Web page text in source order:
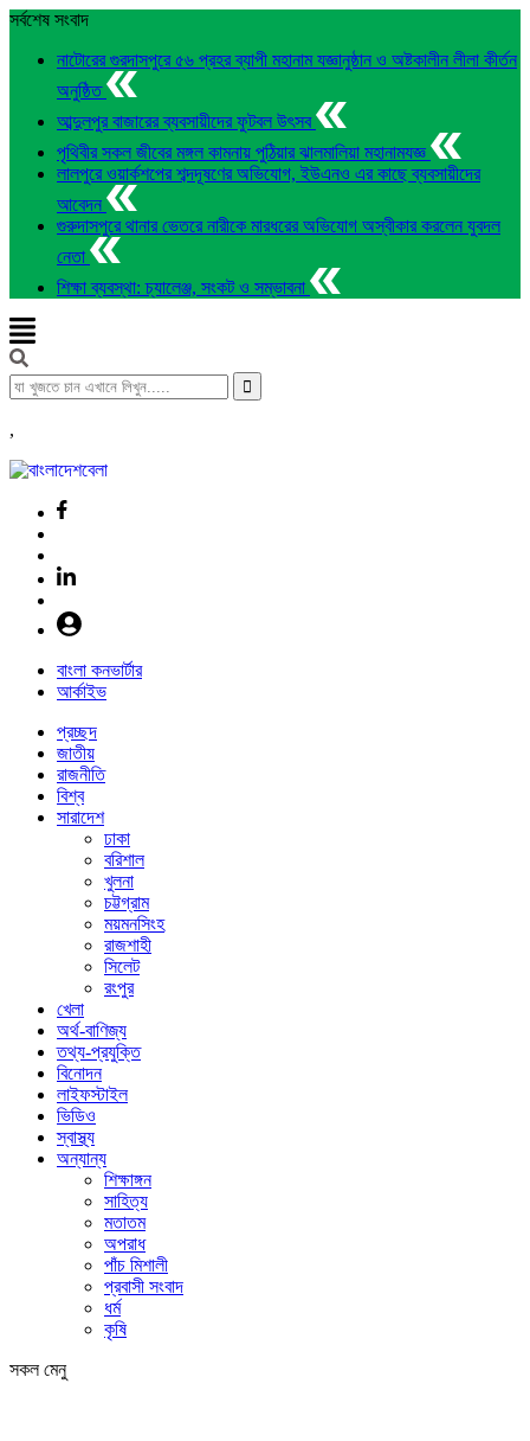
সর্বশেষ সংবাদ
নাটোরের গুরদাসপুরে ৫৬ প্রহর ব্যাপী মহানাম যজ্ঞানুষ্ঠান ও অষ্টকালীন লীলা কীর্তন
অনুষ্ঠিত
আব্দুলপুর বাজারের ব্যবসায়ীদের ফুটবল উৎসব
পৃথিবীর সকল জীবের মঙ্গল কামনায় পুঠিয়ার ঝালমালিয়া মহানামযজ্ঞ
লালপুরে ওয়ার্কশপের শব্দদূষণের অভিযোগ, ইউএনও এর কাছে ব্যবসায়ীদের
আবেদন
গুরুদাসপুরে থানার ভেতরে নারীকে মারধরের অভিযোগ অস্বীকার করলেন যুবদল
নেতা
শিক্ষা ব্যবস্থা: চ্যালেঞ্জ, সংকট ও সম্ভাবনা
,
বাংলা কনভার্টার
আর্কাইভ
প্রচ্ছদ
জাতীয়
রাজনীতি
বিশ্ব
সারাদেশ
ঢাকা
বরিশাল
খুলনা
চট্টগ্রাম
ময়মনসিংহ
রাজশাহী
সিলেট
রংপুর
খেলা
অর্থ-বাণিজ্য
তথ্য-প্রযুক্তি
বিনোদন
লাইফস্টাইল
ভিডিও
স্বাস্থ্য
অন্যান্য
শিক্ষাঙ্গন
সাহিত্য
মতাতম
অপরাধ
পাঁচ মিশালী
প্রবাসী সংবাদ
ধর্ম
কৃষি
সকল মেনু